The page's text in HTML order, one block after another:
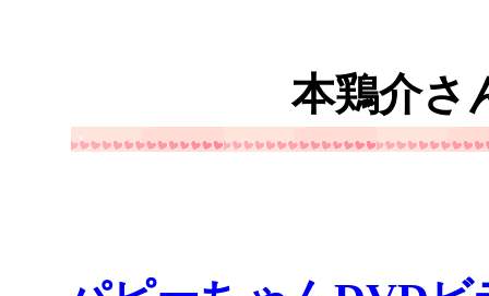
本鶏介さ